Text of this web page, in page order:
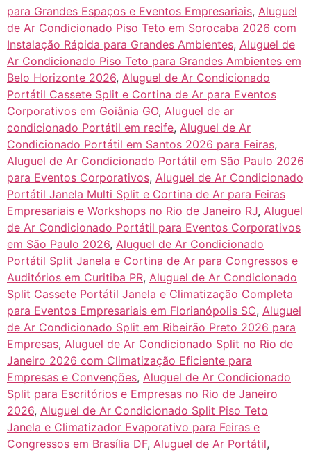
para Grandes Espaços e Eventos Empresariais, Aluguel
de Ar Condicionado Piso Teto em Sorocaba 2026 com
Instalação Rápida para Grandes Ambientes, Aluguel de
Ar Condicionado Piso Teto para Grandes Ambientes em
Belo Horizonte 2026, Aluguel de Ar Condicionado
Portátil Cassete Split e Cortina de Ar para Eventos
Corporativos em Goiânia GO, Aluguel de ar
condicionado Portátil em recife, Aluguel de Ar
Condicionado Portátil em Santos 2026 para Feiras,
Aluguel de Ar Condicionado Portátil em São Paulo 2026
para Eventos Corporativos, Aluguel de Ar Condicionado
Portátil Janela Multi Split e Cortina de Ar para Feiras
Empresariais e Workshops no Rio de Janeiro RJ, Aluguel
de Ar Condicionado Portátil para Eventos Corporativos
em São Paulo 2026, Aluguel de Ar Condicionado
Portátil Split Janela e Cortina de Ar para Congressos e
Auditórios em Curitiba PR, Aluguel de Ar Condicionado
Split Cassete Portátil Janela e Climatização Completa
para Eventos Empresariais em Florianópolis SC, Aluguel
de Ar Condicionado Split em Ribeirão Preto 2026 para
Empresas, Aluguel de Ar Condicionado Split no Rio de
Janeiro 2026 com Climatização Eficiente para
Empresas e Convenções, Aluguel de Ar Condicionado
Split para Escritórios e Empresas no Rio de Janeiro
2026, Aluguel de Ar Condicionado Split Piso Teto
Janela e Climatizador Evaporativo para Feiras e
Congressos em Brasília DF, Aluguel de Ar Portátil,